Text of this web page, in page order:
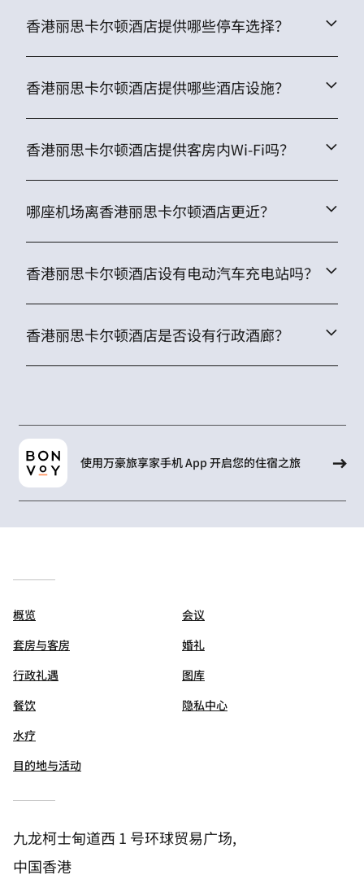
香港丽思卡尔顿酒店提供哪些停车选择？
香港丽思卡尔顿酒店提供哪些酒店设施？
香港丽思卡尔顿酒店提供客房内Wi-Fi吗？
哪座机场离香港丽思卡尔顿酒店更近？
香港丽思卡尔顿酒店设有电动汽车充电站吗？
香港丽思卡尔顿酒店是否设有行政酒廊？
使用万豪旅享家手机 App 开启您的住宿之旅
概览
套房与客房
行政礼遇
餐饮
水疗
目的地与活动
会议
婚礼
图库
隐私中心
九龙柯士甸道西 1 号环球贸易广场,
中国香港